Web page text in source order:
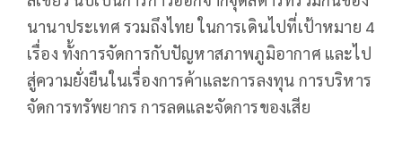
นานาประเทศ รวมถึงไทย ในการเดินไปที่เป้าหมาย 4
เรื่อง ทั้งการจัดการกับปัญหาสภาพภูมิอากาศ และไป
สู่ความยั่งยืนในเรื่องการค้าและการลงทุน การบริหาร
จัดการทรัพยากร การลดและจัดการของเสีย